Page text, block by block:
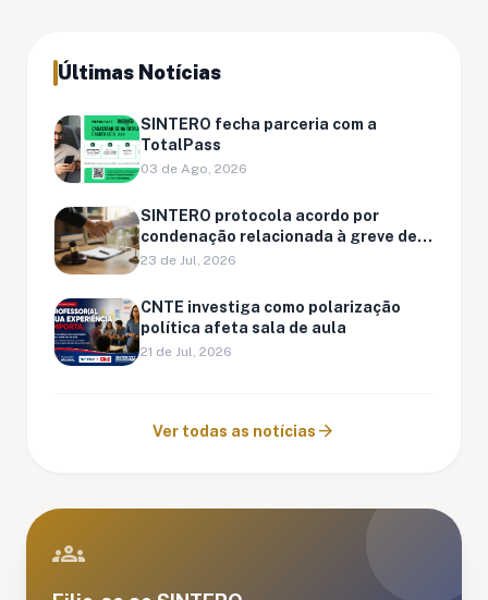
Últimas Notícias
SINTERO fecha parceria com a
TotalPass
03 de Ago, 2026
SINTERO protocola acordo por
condenação relacionada à greve de
Ariquemes
23 de Jul, 2026
CNTE investiga como polarização
política afeta sala de aula
21 de Jul, 2026
Ver todas as notícias arrow_forward
groups